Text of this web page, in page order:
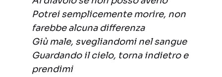
Potrei semplicemente morire, non
farebbe alcuna differenza
Giù male, svegliandomi nel sangue
Guardando il cielo, torna indietro e
prendimi